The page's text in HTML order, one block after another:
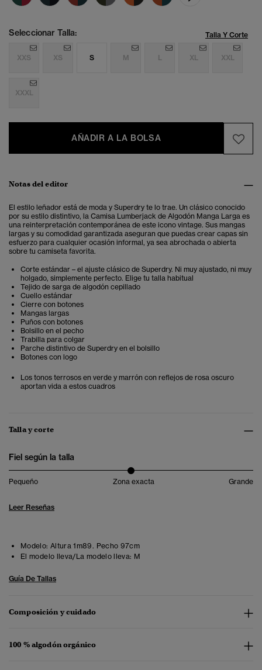
Seleccionar Talla: Talla Y Corte
XXS XS S M L XL XXL
XXXL
AÑADIR A LA BOLSA
Notas del editor
El estilo leñador está de moda y Superdry te lo trae. Un clásico conocido
por su estilo distintivo, la Camisa Lumberjack de Algodón Manga Larga es
una reinterpretación contemporánea de este icono vintage. Sus mangas
largas y su comodidad garantizada aseguran que puedas crear capas sin
esfuerzo para cualquier ocasión informal, ya sea abrochada o abierta
sobre tu camiseta favorita.
Corte estándar – el ajuste clásico de Superdry. Ni muy ajustado, ni muy
holgado, simplemente perfecto. Elige tu talla habitual
Tejido de sarga de algodón cepillado
Cuello estándar
Cierre con botones
Mangas largas
Puños con botones
Bolsillo en el pecho
Trabilla para colgar
Parche distintivo de Superdry en el bolsillo
Botones con logo
Los tonos terrosos en verde y marrón con reflejos de rosa oscuro
aportan vida a estos cuadros
Talla y corte
Fiel según la talla
Pequeño Zona exacta Grande
Leer Reseñas
Modelo: Altura 1m89. Pecho 97cm
El modelo lleva/La modelo lleva: M
Guía De Tallas
Composición y cuidado
100 % algodón orgánico